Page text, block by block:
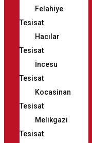
Felahiye
Tesisat
Hacılar
Tesisat
İncesu
Tesisat
Kocasinan
Tesisat
Melikgazi
Tesisat